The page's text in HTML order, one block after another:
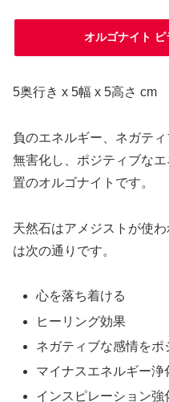
オルゴナイト
5奥行き x 5幅 x 5高さ cm
負のエネルギー、ネガテ
無害化し、ポジティブな
置のオルゴナイトです。
天然石はアメジストが使
は次の通りです。
心を落ち着ける
ヒーリング効果
ネガティブな感情をポ
マイナスエネルギー浄
インスピレーション強